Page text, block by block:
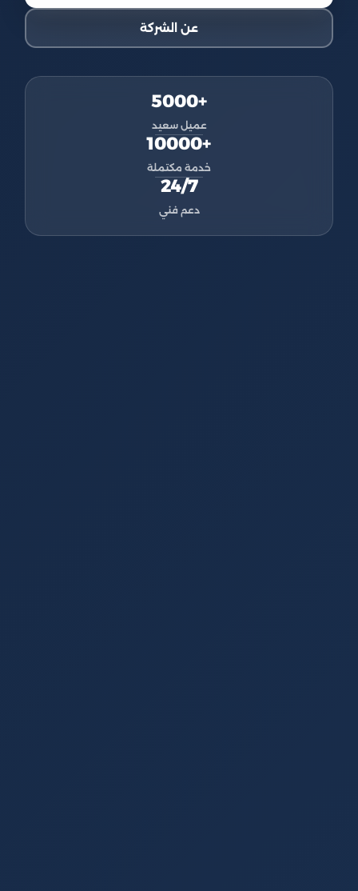
عن الشركة
+5000
عميل سعيد
+10000
خدمة مكتملة
24/7
دعم فني